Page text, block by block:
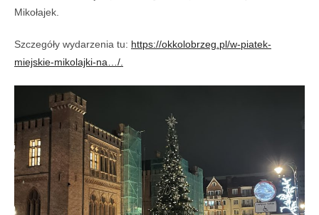
Mikołajek.
Szczegóły wydarzenia tu: https://okkolobrzeg.pl/w-piatek-
miejskie-mikolajki-na…/.